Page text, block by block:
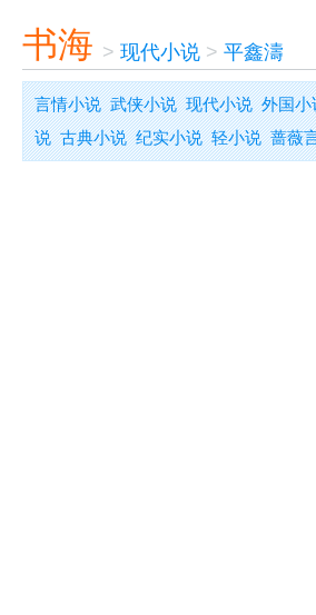
书海 > 现代小说 > 平鑫濤
言情小说 武侠小说 现代小说 外国小
说 古典小说 纪实小说 轻小说 蔷薇